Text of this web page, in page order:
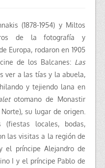
(1878-1954) y Miltos
de la fotografía y
Europa, rodaron en 1905
de los Balcanes: Las
ver a las tías y la abuela,
y tejiendo lana en
otomano de Monastir
su lugar de origen.
(fiestas locales, bodas,
las visitas a la región de
el príncipe Alejandro de
I y el príncipe Pablo de